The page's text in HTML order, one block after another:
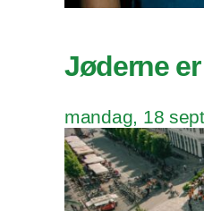
Jøderne
mandag, 18